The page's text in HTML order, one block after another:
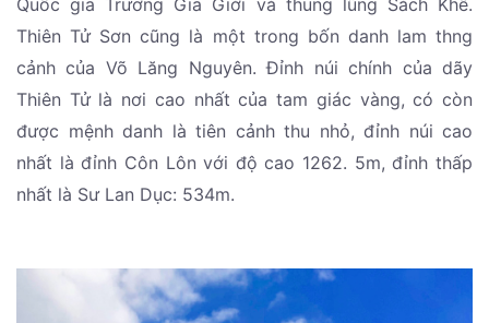
Quốc gia Trương Gia Giới và thung lũng Sách Khê.
Thiên Tử Sơn cũng là một trong bốn danh lam thng
cảnh của Võ Lăng Nguyên. Đỉnh núi chính của dãy
Thiên Tử là nơi cao nhất của tam giác vàng, có còn
được mệnh danh là tiên cảnh thu nhỏ, đỉnh núi cao
nhất là đỉnh Côn Lôn với độ cao 1262. 5m, đỉnh thấp
nhất là Sư Lan Dục: 534m.